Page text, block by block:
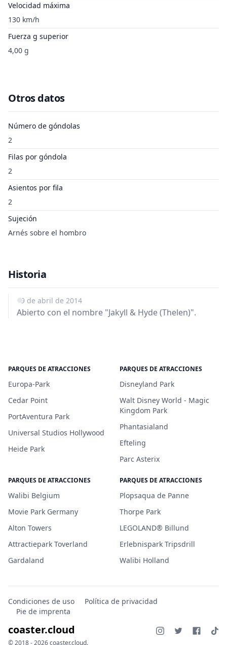
Velocidad máxima
130 km/h
Fuerza g superior
4,00 g
Otros datos
Número de góndolas
2
Filas por góndola
2
Asientos por fila
2
Sujeción
Arnés sobre el hombro
Historia
19 de abril de 2014
Abierto con el nombre "Jakyll & Hyde (Thelen)".
PARQUES DE ATRACCIONES
Europa-Park
Cedar Point
PortAventura Park
Universal Studios Hollywood
Heide Park
PARQUES DE ATRACCIONES
Disneyland Park
Walt Disney World - Magic
Kingdom Park
Phantasialand
Efteling
Parc Asterix
PARQUES DE ATRACCIONES
Walibi Belgium
Movie Park Germany
Alton Towers
Attractiepark Toverland
Gardaland
PARQUES DE ATRACCIONES
Plopsaqua de Panne
Thorpe Park
LEGOLAND® Billund
Erlebnispark Tripsdrill
Walibi Holland
Condiciones de uso
Política de privacidad
Pie de imprenta
coaster.cloud
© 2018 - 2026 coaster.cloud.